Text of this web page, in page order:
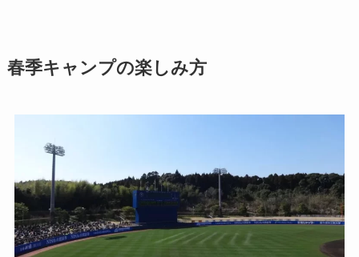
春季キャンプの楽しみ方